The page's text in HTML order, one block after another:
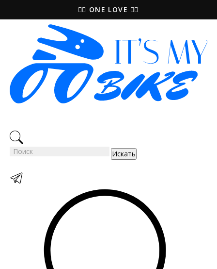
🚵‍♀️ ONE LOVE 🚴‍♀️
Искать